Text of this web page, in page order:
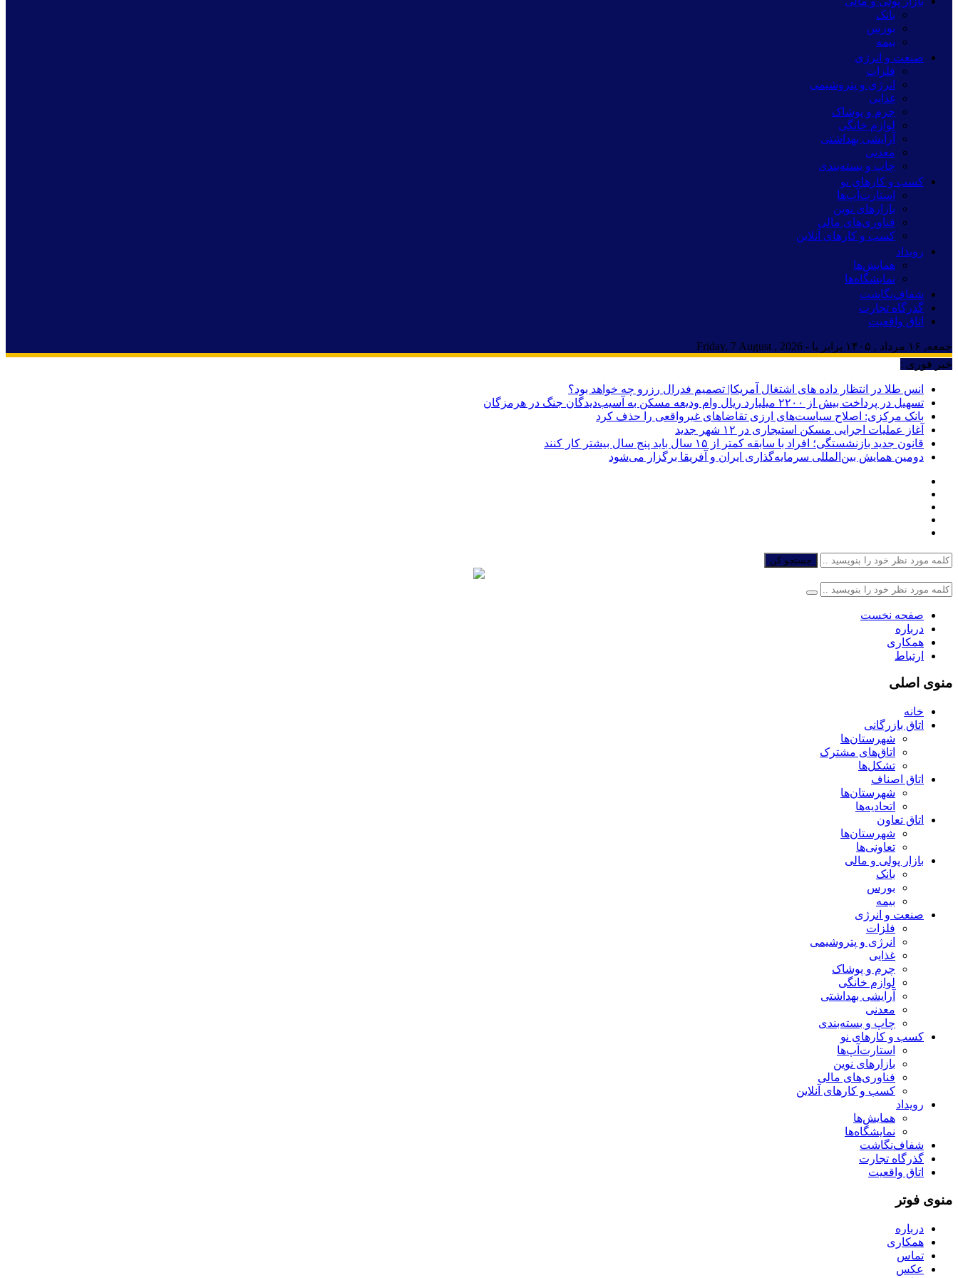
بانک
بورس
بیمه
صنعت و انرژی
فلزات
انرژی و پتروشیمی
غذایی
چرم و پوشاک
لوازم خانگی
آرایشی بهداشتی
معدنی
چاپ و بسته‌بندی
کسب و کارهای نو
استارت‌آپ‌ها
بازارهای نوین
فناوری‌های مالی
کسب و کارهای آنلاین
رویداد
همایش‌ها
نمایشگاه‌ها
شفاف‌نگاشت
گذرگاه تجارت
اتاق واقعیت
جمعه, ۱۶ مرداد , ۱۴۰۵ برابر با - Friday, 7 August , 2026
خبر فوری :
انس طلا در انتظار داده های اشتغال آمریکا| تصمیم فدرال رزرو چه خواهد بود؟
تسهیل در پرداخت بیش از ۲۲۰۰ میلیارد ریال وام ودیعه مسکن به آسیب‌دیدگان جنگ در هرمزگان
بانک مرکزی: اصلاح سیاست‌های ارزی تقاضاهای غیرواقعی را حذف کرد
آغاز عملیات اجرایی مسکن استیجاری در ۱۲ شهر جدید
قانون جدید بازنشستگی؛ افراد با سابقه کمتر از ۱۵ سال باید پنج سال بیشتر کار کنند
دومین همایش بین‌المللی سرمایه‌گذاری ایران و آفریقا برگزار می‌شود
جستجو کن
صفحه نخست
درباره
همکاری
ارتباط
منوی اصلی
خانه
اتاق بازرگانی
شهرستان‌ها
اتاق‌های مشترک
تشکل‌ها
اتاق اصناف
شهرستان‌ها
اتحادیه‌ها
اتاق تعاون
شهرستان‌ها
تعاونی‌ها
بازار پولی و مالی
بانک
بورس
بیمه
صنعت و انرژی
فلزات
انرژی و پتروشیمی
غذایی
چرم و پوشاک
لوازم خانگی
آرایشی بهداشتی
معدنی
چاپ و بسته‌بندی
کسب و کارهای نو
استارت‌آپ‌ها
بازارهای نوین
فناوری‌های مالی
کسب و کارهای آنلاین
رویداد
همایش‌ها
نمایشگاه‌ها
شفاف‌نگاشت
گذرگاه تجارت
اتاق واقعیت
منوی فوتر
درباره
همکاری
تماس
عکس